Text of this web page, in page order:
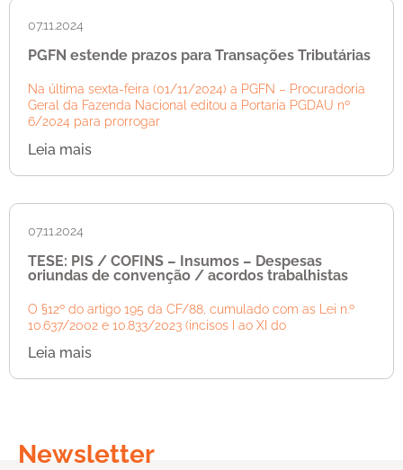
07.11.2024
PGFN estende prazos para Transações Tributárias
Na última sexta-feira (01/11/2024) a PGFN – Procuradoria
Geral da Fazenda Nacional editou a Portaria PGDAU nº
6/2024 para prorrogar
Leia mais
07.11.2024
TESE: PIS / COFINS – Insumos – Despesas
oriundas de convenção / acordos trabalhistas
O §12º do artigo 195 da CF/88, cumulado com as Lei n.º
10.637/2002 e 10.833/2023 (incisos I ao XI do
Leia mais
Newsletter